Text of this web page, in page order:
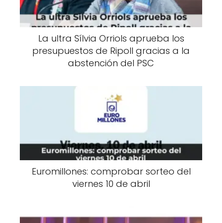
La ultra Sílvia Orriols aprueba los
presupuestos de Ripoll gracias a la
abstención del PSC
Euromillones: comprobar sorteo del
viernes 10 de abril